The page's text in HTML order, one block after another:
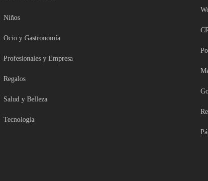
Niños
Ocio y Gastronomía
Profesionales y Empresa
Regalos
Salud y Belleza
Tecnología